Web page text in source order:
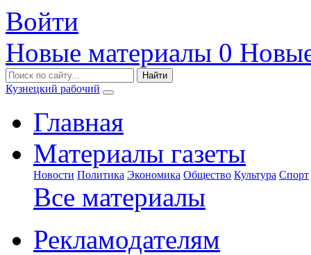
Войти
Новые материалы 0
Кузнецкий рабочий
Главная
Материалы газеты
Новости Политика Экономика Общество Культура Спорт
Все материалы
Рекламодателям